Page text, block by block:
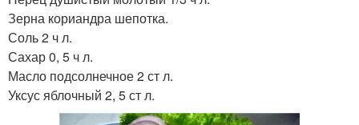
Зерна кориандра шепотка.
Соль 2 ч л.
Сахар 0, 5 ч л.
Масло подсолнечное 2 ст л.
Уксус яблочный 2, 5 ст л.